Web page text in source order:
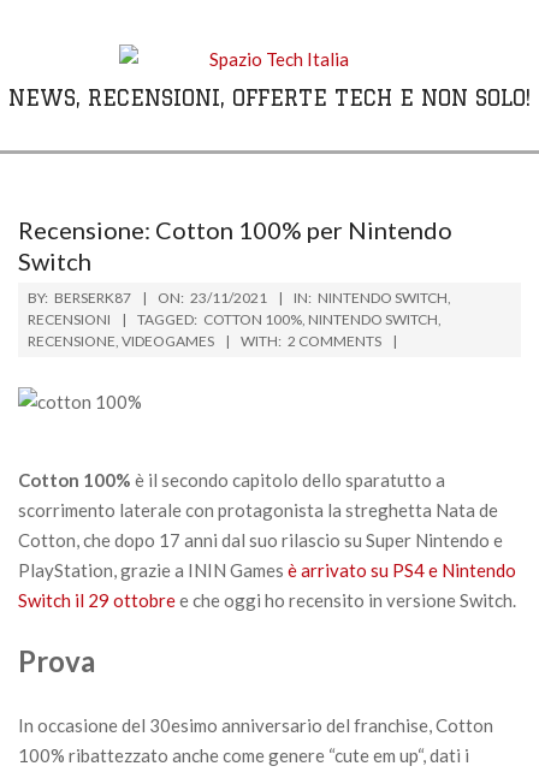
NEWS, RECENSIONI, OFFERTE TECH E NON SOLO!
MenuRecensione: Cotton 100% per Nintendo
Switch
BY: BERSERK87 ON: 23/11/2021 IN: NINTENDO SWITCH
RECENSIONI
TAGGED: COTTON 100% NINTENDO SWITCH
RECENSIONE VIDEOGAMES WITH: 2 COMMENTS
Cotton 100% è il secondo capitolo dello sparatutto a
scorrimento laterale con protagonista la streghetta Nata de
Cotton, che dopo 17 anni dal suo rilascio su Super Nintendo e
PlayStation, grazie a ININ Games è arrivato su PS4 e Nintendo
Switch il 29 ottobree che oggi ho recensito in versione Switch.
Prova
In occasione del 30esimo anniversario del franchise, Cotton
100% ribattezzato anche come genere “cute em up“, dati i